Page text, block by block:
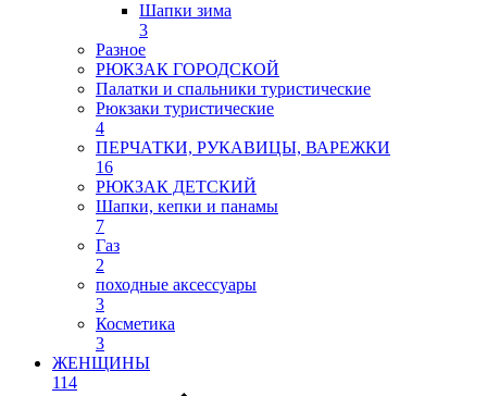
Шапки зима
3
Разное
РЮКЗАК ГОРОДСКОЙ
Палатки и спальники туристические
Рюкзаки туристические
4
ПЕРЧАТКИ, РУКАВИЦЫ, ВАРЕЖКИ
16
РЮКЗАК ДЕТСКИЙ
Шапки, кепки и панамы
7
Газ
2
походные аксессуары
3
Косметика
3
ЖЕНЩИНЫ
114